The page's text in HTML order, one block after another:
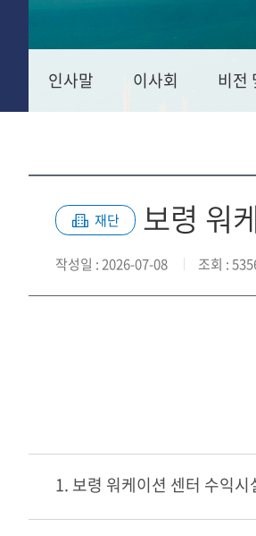
인사말 이사회 비전
재단 보령 워
작성일 : 2026-07-08 조회 :
1. 보령 워케이션 센터 수익